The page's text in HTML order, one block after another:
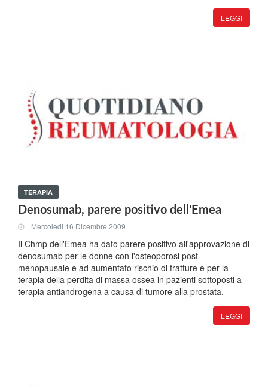
LEGGI
TERAPIA
Denosumab, parere positivo dell'Emea
Mercoledi 16 Dicembre 2009
Il Chmp dell'Emea ha dato parere positivo all'approvazione di
denosumab per le donne con l'osteoporosi post
menopausale e ad aumentato rischio di fratture e per la
terapia della perdita di massa ossea in pazienti sottoposti a
terapia antiandrogena a causa di tumore alla prostata.
LEGGI